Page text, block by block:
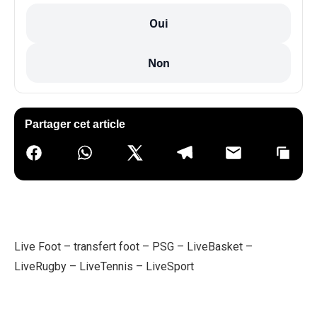
Oui
Non
Partager cet article
Live Foot – transfert foot – PSG – LiveBasket –
LiveRugby – LiveTennis – LiveSport